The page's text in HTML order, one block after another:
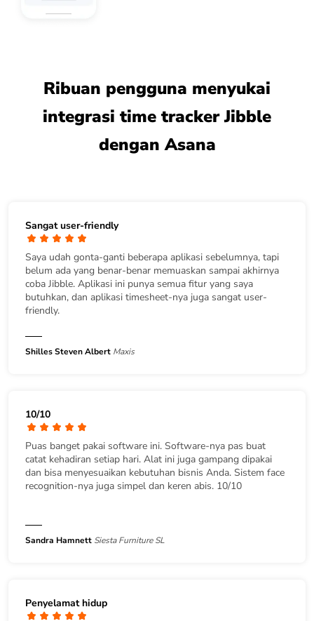
Ribuan pengguna menyukai
integrasi time tracker Jibble
dengan Asana
Sangat user-friendly
Saya udah gonta-ganti beberapa aplikasi sebelumnya, tapi
belum ada yang benar-benar memuaskan sampai akhirnya
coba Jibble. Aplikasi ini punya semua fitur yang saya
butuhkan, dan aplikasi timesheet-nya juga sangat user-
friendly.
Shilles Steven Albert Maxis
10/10
Puas banget pakai software ini. Software-nya pas buat
catat kehadiran setiap hari. Alat ini juga gampang dipakai
dan bisa menyesuaikan kebutuhan bisnis Anda. Sistem face
recognition-nya juga simpel dan keren abis. 10/10
Sandra Hamnett Siesta Furniture SL
Penyelamat hidup